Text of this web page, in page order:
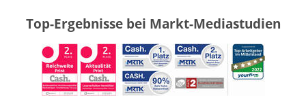
Top-Ergebnisse bei Markt-Mediastudien